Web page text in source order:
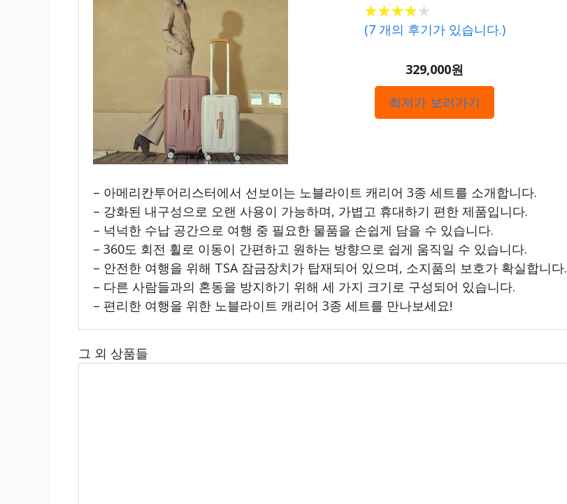
★★★★★
★★★★★
(7개의 후기가 있습니다.)
329,000원
최저가 보러가기
– 아메리칸투어리스터에서 선보이는 노블라이트 캐리어 3종 세트를 소개합니다.
– 강화된 내구성으로 오랜 사용이 가능하며, 가볍고 휴대하기 편한 제품입니다.
– 넉넉한 수납 공간으로 여행 중 필요한 물품을 손쉽게 담을 수 있습니다.
– 360도 회전 휠로 이동이 간편하고 원하는 방향으로 쉽게 움직일 수 있습니다.
– 안전한 여행을 위해 TSA 잠금장치가 탑재되어 있으며, 소지품의 보호가 확실합니다.
– 다른 사람들과의 혼동을 방지하기 위해 세 가지 크기로 구성되어 있습니다.
– 편리한 여행을 위한 노블라이트 캐리어 3종 세트를 만나보세요!
그 외 상품들